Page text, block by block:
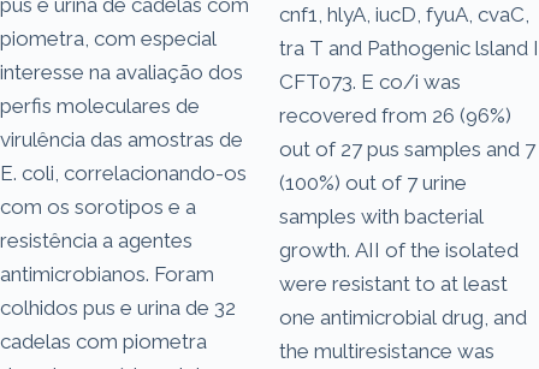
piometra, com especial
interesse na avaliação dos
perfis moleculares de
virulência das amostras de
E. coli, correlacionando-os
com os sorotipos e a
resistência a agentes
antimicrobianos. Foram
colhidos pus e urina de 32
cadelas com piometra
cnf1, hlyA, iucD, fyuA, cvaC,
tra T and Pathogenic lsland I
CFT073. E co/i was
recovered from 26 (96%)
out of 27 pus samples and 7
(100%) out of 7 urine
samples with bacterial
growth. AII of the isolated
were resistant to at least
one antimicrobial drug, and
the multiresistance was